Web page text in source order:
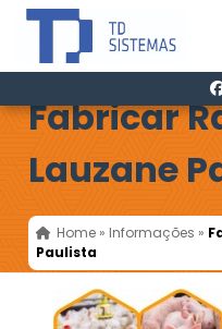
Fabricar
Lauzane
Home » Informações »
Paulista